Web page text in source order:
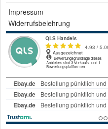
Impressum
Widerrufsbelehrung